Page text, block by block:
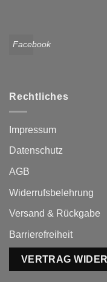
Facebook
Rechtliches
Impressum
Datenschutz
AGB
Widerrufsbelehrung
Versand & Rückgabe
Barrierefreiheit
VERTRAG